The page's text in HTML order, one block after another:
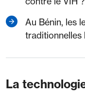
Au Bénin, les
traditionnelles
La